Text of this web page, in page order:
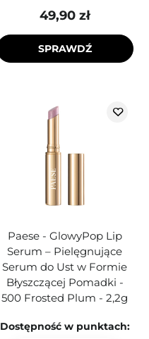
49,90 zł
SPRAWDŹ
Paese - GlowyPop Lip
Serum – Pielęgnujące
Serum do Ust w Formie
Błyszczącej Pomadki -
500 Frosted Plum - 2,2g
Dostępność w punktach: